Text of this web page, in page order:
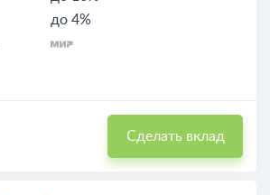
до 4%
Сделать вклад